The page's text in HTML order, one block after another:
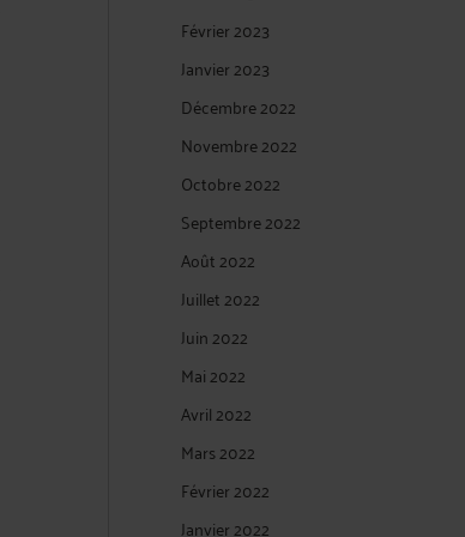
Février 2023
Janvier 2023
Décembre 2022
Novembre 2022
Octobre 2022
Septembre 2022
Août 2022
Juillet 2022
Juin 2022
Mai 2022
Avril 2022
Mars 2022
Février 2022
Janvier 2022